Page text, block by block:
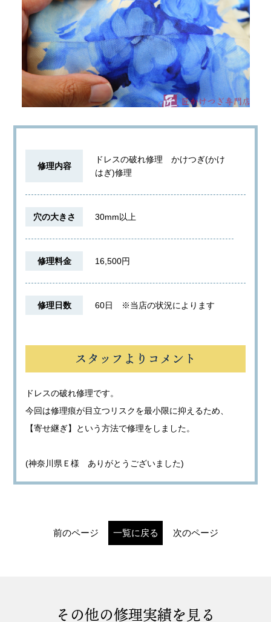
修理内容
ドレスの破れ修理 かけつぎ(かけ
はぎ)修理
穴の大きさ 30mm以上
修理料金 16,500円
修理日数 60日 ※当店の状況によります
スタッフよりコメント
ドレスの破れ修理です。
今回は修理痕が目立つリスクを最小限に抑えるため、
【寄せ継ぎ】という方法で修理をしました。
(神奈川県Ｅ様 ありがとうございました)
前のページ 一覧に戻る 次のページ
その他の修理実績を見る